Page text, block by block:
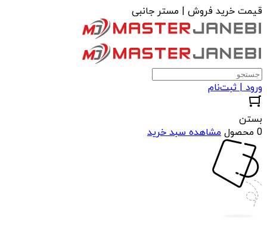
قیمت خرید فروش | مستر جانبی
ورود | ثبت‌نام
بستن
0 محصول
مشاهده سبد خرید